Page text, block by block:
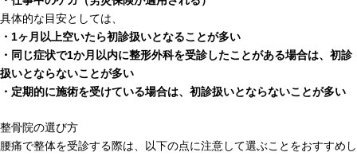
具体的な目安としては、
・1ヶ月以上空いたら初診扱いとなることが多い
・同じ症状で1か月以内に整形外科を受診したことがある場合は、初診
扱いとならないことが多い
・定期的に施術を受けている場合は、初診扱いとならないことが多い
整骨院の選び方
腰痛で整体を受診する際は、以下の点に注意して選ぶことをおすすめし